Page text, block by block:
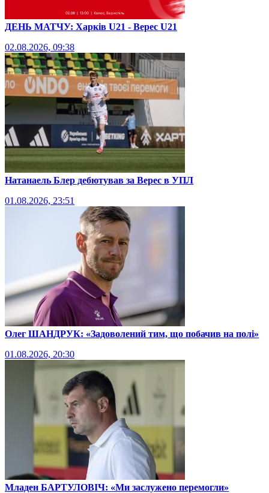
ДЕНЬ МАТЧУ: Харків U21 - Верес U21
02.08.2026, 09:38
Натанаель Блер дебютував за Верес в УПЛ
01.08.2026, 23:51
Олег ШАНДРУК: «Задоволений тим, що побачив на полі»
01.08.2026, 20:30
Младен БАРТУЛОВІЧ: «Ми заслужено перемогли»